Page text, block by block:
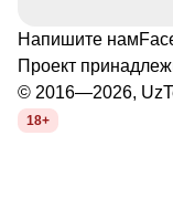
Напишите нам
Проект
© 2016—2026,
18+